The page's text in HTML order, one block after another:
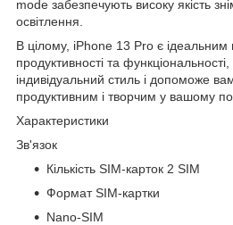
mode забезпечують високу якість
освітлення.
В цілому, iPhone 13 Pro є
продуктивності та
індивідуальний стиль і допоможе
продуктивним і творчим у вашому
Характеристики
Зв'язок
Кількість SIM-карток 2 SIM
Формат SIM-картки
Nano-SIM